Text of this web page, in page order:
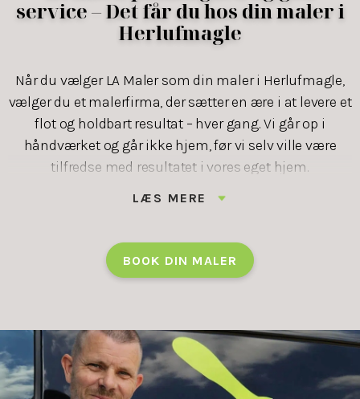
service – Det får du hos din maler i
Herlufmagle
Når du vælger LA Maler som din maler i Herlufmagle,
vælger du et malerfirma, der sætter en ære i at levere et
flot og holdbart resultat – hver gang. Vi går op i
håndværket og går ikke hjem, før vi selv ville være
tilfredse med resultatet i vores eget hjem.
rydder op efter os. Du slipper for bøvl og usikkerhed –
og får i stedet en oplevelse med ro i maven og et
Hos os handler det ikke bare om maling – det handler
om tillid, tryghed og god dialog. Det er sådan, vi har
fået glade og tilfredse kunder i hele Herlufmagle og
LÆS MERE
BOOK DIN MALER